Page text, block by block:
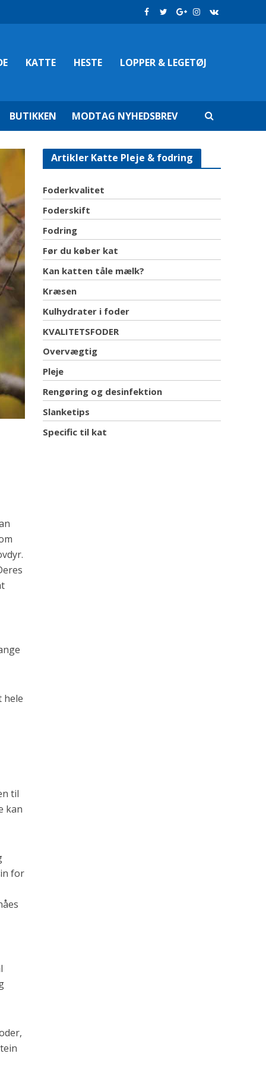
KATTE HESTE LOPPER & LEGETØJ
BUTIKKEN MODTAG NYHEDSBREV
hele
til
kan
for
Artikler Katte Pleje & fodring
Foderkvalitet
Foderskift
Fodring
Før du køber kat
Kan katten tåle mælk?
Kræsen
Kulhydrater i foder
KVALITETSFODER
Overvægtig
Pleje
Rengøring og desinfektion
Slanketips
Specific til kat